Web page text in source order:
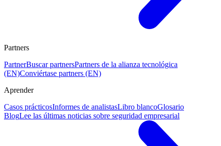
Partners
PartnerBuscar partnersPartners de la alianza tecnológica
(EN)Conviértase partners (EN)
Aprender
Casos prácticosInformes de analistasLibro blancoGlosario
BlogLee las últimas noticias sobre seguridad empresarial